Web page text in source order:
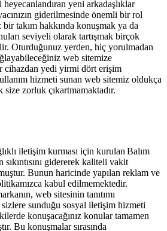
yeni arkadaşlıklar
giderilmesinde önemli bir rol
takım hakkında konuşmak ya da
seviyeli olarak tartışmak birçok
Oturduğunuz yerden, hiç yorulmadan
web sitemize
cihazdan yedi yirmi dört erişim
hizmeti sunan web sitemiz oldukça
zorluk çıkartmamaktadır.
iletişim kurması için kurulan Balım
gidererek kaliteli vakit
Bunun haricinde yapılan reklam ve
kabul edilmemektedir.
web sitesinin tanıtımı
sizlere sunduğu sosyal iletişim hizmeti
konuşacağınız konular tamamen
Bu konuşmalar sırasında